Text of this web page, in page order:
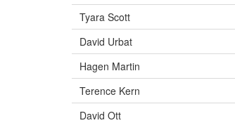
Tyara Scott
David Urbat
Hagen Martin
Terence Kern
David Ott